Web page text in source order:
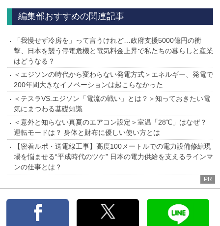
へ
へ
編集部おすすめの関連記事
「我慢せず冷房を」って言うけれど…政府支援5000億円の衝
撃、日本を襲う停電危機と電気料金上昇で私たちの暮らしと産業
はどうなる？
＜エジソンの時代から変わらない発電方式＞エネルギー、発電で
200年間大きなイノベーションは起こらなかった
＜テスラVS.エジソン「電流の戦い」とは？＞知っておきたい電
気にまつわる基礎知識
＜意外と知らない真夏のエアコン設定＞室温「28℃」はなぜ？
運転モードは？ 身体と財布に優しい使い方とは
【密着ルポ・送電線工事】高度100メートルでの電力設備修繕現
場を悩ませる“平成時代のツケ” 日本の電力供給を支えるラインマ
ンの仕事とは？
PR